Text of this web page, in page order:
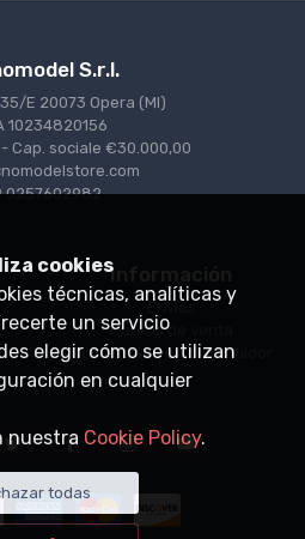
S.r.l.
E 20073 Opera (MI)
10234820156
- Cap. sociale €30.000,00
0257602982
Información
Puntos de venta
Conviértase en distribuidor
cookies
técnicas, analíticas y
un servicio
elegir cómo se utilizan
en cualquier
nuestra Cookie Policy.
todas